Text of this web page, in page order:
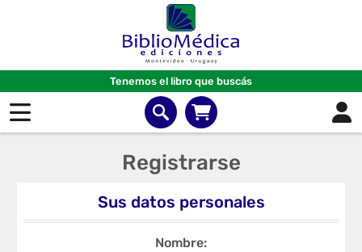
Tenemos el libro que buscás
Registrarse
Sus datos personales
Nombre: